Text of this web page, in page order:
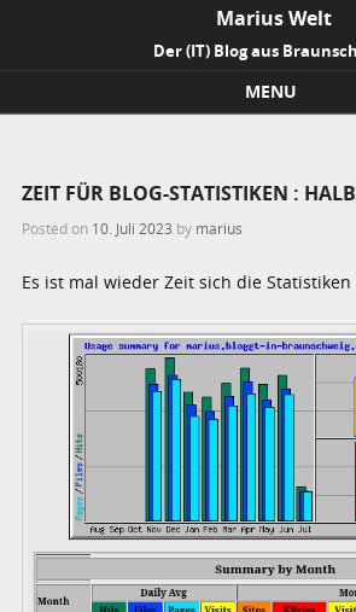
Marius Welt
Der (IT) Blog aus
MENU
ZEIT FÜR BLOG-STATISTIKEN :
Posted on 10. Juli 2023 by marius
Es ist mal wieder Zeit sich die